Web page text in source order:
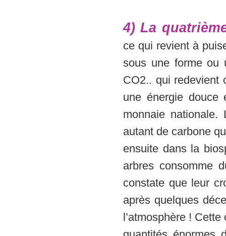
4) La
ce qui revient à
sous une forme ou
CO2.. qui
une énergie
monnaie nationale.
autant de carbone
ensuite dans la
arbres consomme
constate que leur
après quelques
l’atmosphère !